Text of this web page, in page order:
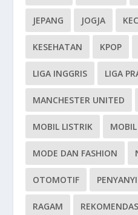
JEPANG JOGJA
KESEHATAN KPOP
LIGA INGGRIS LIGA
MANCHESTER UNITED
MOBIL LISTRIK
MODE DAN FASHION
OTOMOTIF
RAGAM